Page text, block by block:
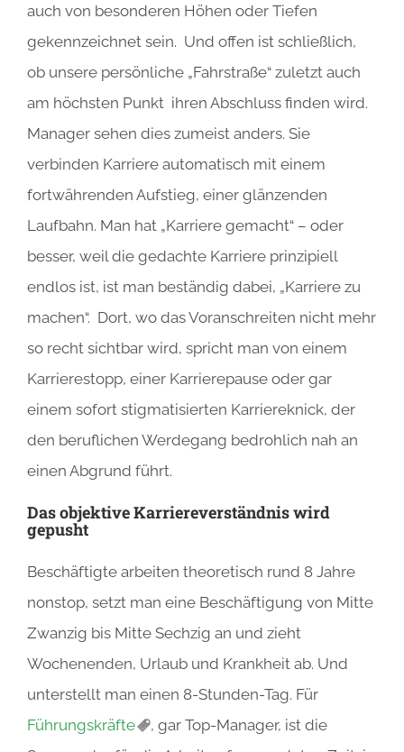
auch von besonderen Höhen oder Tiefen
gekennzeichnet sein. Und offen ist schließlich,
ob unsere persönliche „Fahrstraße“ zuletzt auch
am höchsten Punkt ihren Abschluss finden wird.
Manager sehen dies zumeist anders. Sie
verbinden Karriere automatisch mit einem
fortwährenden Aufstieg, einer glänzenden
Laufbahn. Man hat „Karriere gemacht“ – oder
besser, weil die gedachte Karriere prinzipiell
endlos ist, ist man beständig dabei, „Karriere zu
machen“. Dort, wo das Voranschreiten nicht mehr
so recht sichtbar wird, spricht man von einem
Karrierestopp, einer Karrierepause oder gar
einem sofort stigmatisierten Karriereknick, der
den beruflichen Werdegang bedrohlich nah an
einen Abgrund führt.
Das objektive Karriereverständnis wird
gepusht
Beschäftigte arbeiten theoretisch rund 8 Jahre
nonstop, setzt man eine Beschäftigung von Mitte
Zwanzig bis Mitte Sechzig an und zieht
Wochenenden, Urlaub und Krankheit ab. Und
unterstellt man einen 8-Stunden-Tag. Für
Führungskräfte
, gar Top-Manager, ist die